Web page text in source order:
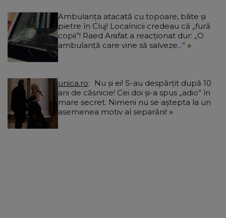
Ambulanța atacată cu topoare, bâte și
pietre în Cluj! Localnicii credeau că „fură
copii”! Raed Arafat a reacționat dur: „O
ambulanță care vine să salveze...”
unica.ro
ani de căsnicie! Cei doi și-a spus „adio” în
mare secret. Nimeni nu se aștepta la un
asemenea motiv al separării!